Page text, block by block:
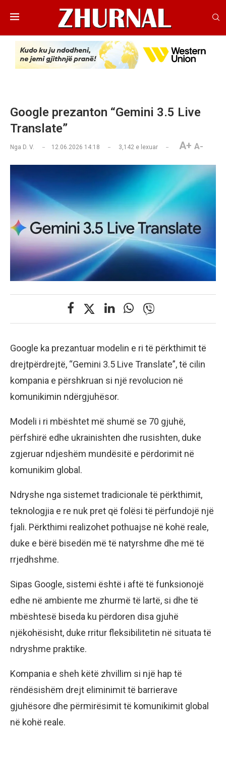
Google prezanton “Gemini 3.5 Live
Translate”
Nga D. V. 12.06.2026 14:18 3,142 e lexuar A+ A-
Google ka prezantuar modelin e ri të përkthimit të
drejtpërdrejtë, “Gemini 3.5 Live Translate”, të cilin
kompania e përshkruan si një revolucion në
komunikimin ndërgjuhësor.
Modeli i ri mbështet më shumë se 70 gjuhë,
përfshirë edhe ukrainishten dhe rusishten, duke
zgjeruar ndjeshëm mundësitë e përdorimit në
komunikim global.
Ndryshe nga sistemet tradicionale të përkthimit,
teknologjia e re nuk pret që folësi të përfundojë një
fjali. Përkthimi realizohet pothuajse në kohë reale,
duke e bërë bisedën më të natyrshme dhe më të
rrjedhshme.
Sipas Google, sistemi është i aftë të funksionojë
edhe në ambiente me zhurmë të lartë, si dhe të
mbështesë biseda ku përdoren disa gjuhë
njëkohësisht, duke rritur fleksibilitetin në situata të
ndryshme praktike.
Kompania e sheh këtë zhvillim si një hap të
rëndësishëm drejt eliminimit të barrierave
gjuhësore dhe përmirësimit të komunikimit global
në kohë reale.